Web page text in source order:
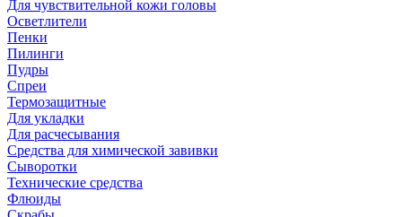
Для чувствительной кожи головы
Осветлители
Пенки
Пилинги
Пудры
Спреи
Термозащитные
Для укладки
Для расчесывания
Средства для химической завивки
Сыворотки
Технические средства
Флюиды